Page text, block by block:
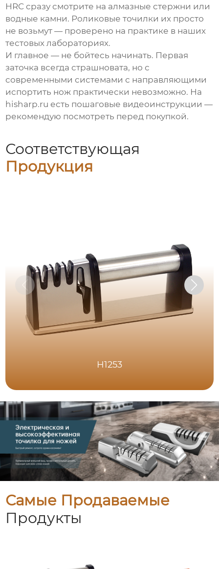
HRC сразу смотрите на алмазные стержни или
водные камни. Роликовые точилки их просто
не возьмут — проверено на практике в наших
тестовых лабораториях.
И главное — не бойтесь начинать. Первая
заточка всегда страшновата, но с
современными системами с направляющими
испортить нож практически невозможно. На
hisharp.ru есть пошаговые видеоинструкции —
рекомендую посмотреть перед покупкой.
Соответствующая
Продукция
H1253
Самые Продаваемые
Продукты